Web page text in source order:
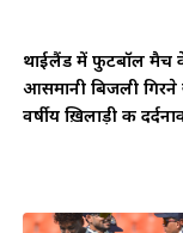
थाईलैंड में फुटबॉल मैच
आसमानी बिजली
वर्षीय ख़िलाड़ी की